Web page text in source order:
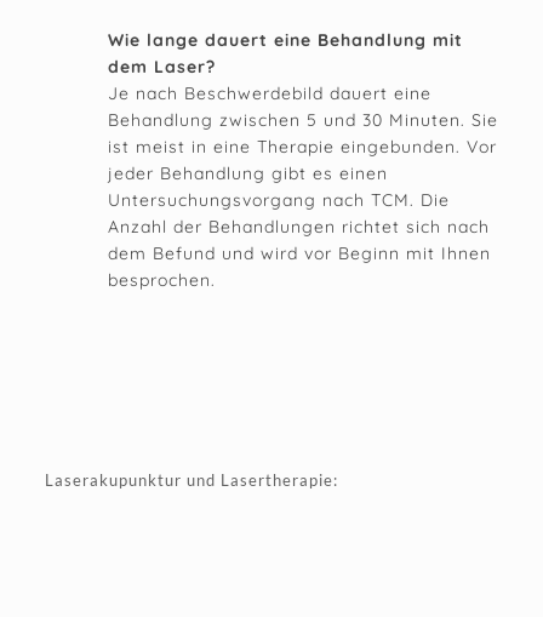
Wie lange dauert eine Behandlung mit
dem Laser?
Je nach Beschwerdebild dauert eine
Behandlung zwischen 5 und 30 Minuten. Sie
ist meist in eine Therapie eingebunden. Vor
jeder Behandlung gibt es einen
Untersuchungsvorgang nach TCM. Die
Anzahl der Behandlungen richtet sich nach
dem Befund und wird vor Beginn mit Ihnen
besprochen.
Laserakupunktur und Lasertherapie: